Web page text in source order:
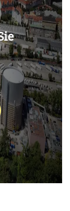
Überspringen